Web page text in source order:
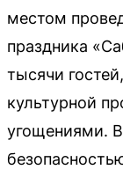
местом
праздника
тысячи
культурной
угощениями.